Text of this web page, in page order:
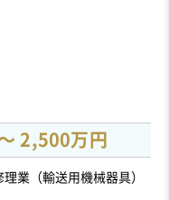
2,500万円
業（輸送用機械器具）